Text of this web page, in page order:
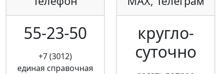
55-23-50
+7 (3012)
единая справочная
кругло­
суточно